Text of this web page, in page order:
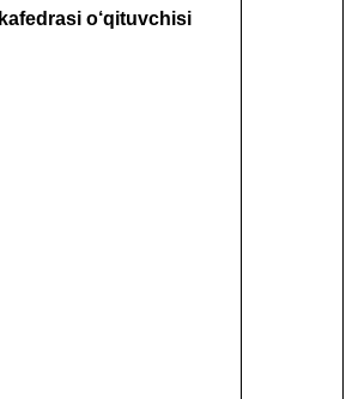
kafedrasi o‘qituvchisi